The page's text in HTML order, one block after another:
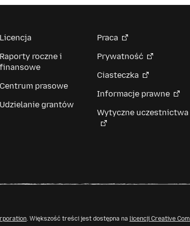
Licencja
Raporty roczne i
finansowe
Centrum prasowe
Udzielanie grantów
Praca
Prywatność
Ciasteczka
Informacje prawne
Wytyczne uczestnictwa
. Większość treści jest dostępna na licencji Creative